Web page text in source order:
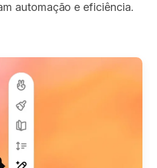
automação e eficiência.